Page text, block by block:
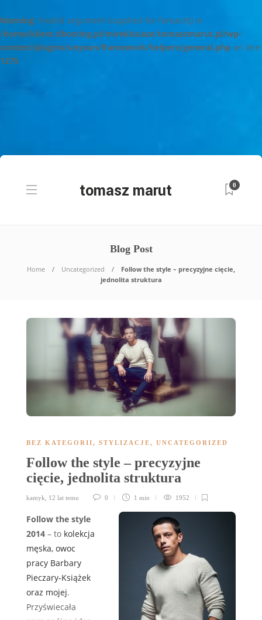
Warning: Invalid argument supplied for foreach() in
/home/klient.dhosting.pl/mirekksiaze/tomaszmarut.pl/wp-
content/plugins/unyson/framework/helpers/general.php on line
1275
0
Blog Post
Home Uncategorized
Follow the style – precyzyjne cięcie,
jednolita struktura
BEZ KATEGORII, STYLIZACJE, UNCATEGORIZED
Follow the style – precyzyjne
cięcie, jednolita struktura
kamyk 12 lat temu 0 1 min 1952
Follow the style
2014 – to kolekcja
męska, owoc
pracy Barbary
Pieczary-Książek
oraz mojej.
Przyświecała